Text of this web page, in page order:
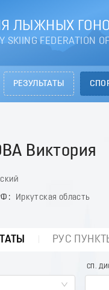
ЛЫЖНЫХ
SKIING FEDERATION
РЕЗУЛЬТАТЫ
Виктория
Иркутская область
РУС
СП.